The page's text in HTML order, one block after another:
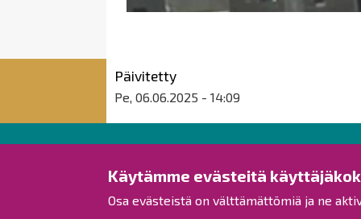
Käytämme evästeitä
Osa evästeistä on välttämättömiä ja ne
Päivitetty
Pe, 06.06.2025 - 14:09
Raahen kaupunki
Rantakatu 50